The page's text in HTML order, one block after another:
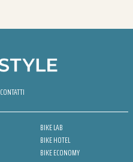
CONTATTI
BIKE LAB
BIKE HOTEL
BIKE ECONOMY